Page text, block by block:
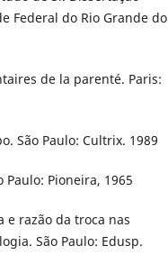
Federal do Rio Grande do
de la parenté. Paris:
São Paulo: Cultrix. 1989
Paulo: Pioneira, 1965
e razão da troca nas
São Paulo: Edusp.